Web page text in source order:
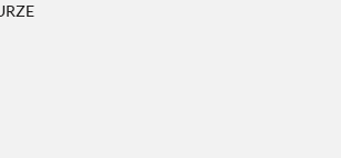
W NATURZE